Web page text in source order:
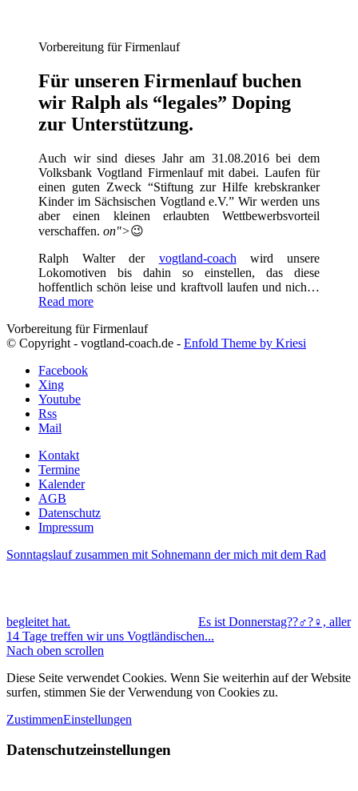
Vorbereitung für Firmenlauf
Für unseren Firmenlauf buchen
wir Ralph als “legales” Doping
zur Unterstützung.
Auch wir sind dieses Jahr am 31.08.2016 bei dem
Volksbank Vogtland Firmenlauf mit dabei. Laufen für
einen guten Zweck “Stiftung zur Hilfe krebskranker
Kinder im Sächsischen Vogtland e.V.” Wir werden uns
aber einen kleinen erlaubten Wettbewerbsvorteil
verschaffen. on">😉
Ralph Walter der vogtland-coach wird unsere
Lokomotiven bis dahin so einstellen, das diese
hoffentlich schön leise und kraftvoll laufen und nich…
Read more
Vorbereitung für Firmenlauf
© Copyright - vogtland-coach.de - Enfold Theme by Kriesi
Facebook
Xing
Youtube
Rss
Mail
Kontakt
Termine
Kalender
AGB
Datenschutz
Impressum
Sonntagslauf zusammen mit Sohnemann der mich mit dem Rad
begleitet hat.
Es ist Donnerstag??‍♂️?‍♀️, aller
14 Tage treffen wir uns Vogtländischen...
Nach oben scrollen
Diese Seite verwendet Cookies. Wenn Sie weiterhin auf der Website
surfen, stimmen Sie der Verwendung von Cookies zu.
ZustimmenEinstellungen
Datenschutzeinstellungen